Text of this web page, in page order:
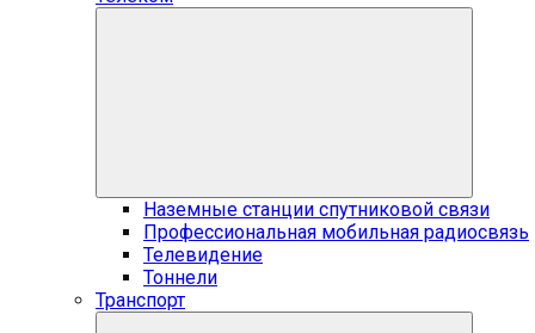
Наземные станции спутниковой связи
Профессиональная мобильная радиосвязь
Телевидение
Тоннели
Транспорт